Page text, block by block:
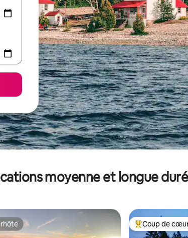
moyenne et longue
Coups de cœur
Coup de